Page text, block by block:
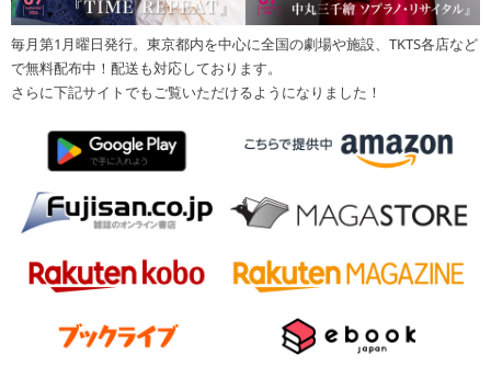
毎月第1月曜日発行。東京都内を中心に全国の劇場や施設、TKTS各店など
で無料配布中！配送も対応しております。
さらに下記サイトでもご覧いただけるようになりました！